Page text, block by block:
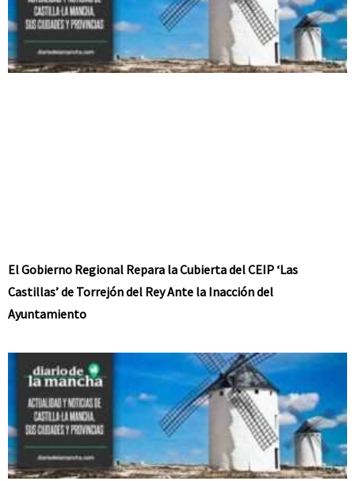
El Gobierno Regional Repara la Cubierta del CEIP ‘Las
Castillas’ de Torrejón del Rey Ante la Inacción del
Ayuntamiento